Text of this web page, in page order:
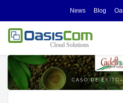
News Blog